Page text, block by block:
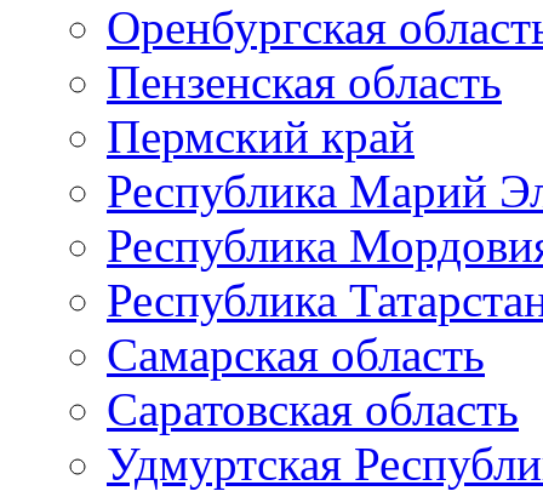
Оренбургская
Пензенская область
Пермский край
Республика Марий
Республика
Республика
Самарская область
Саратовская область
Удмуртская